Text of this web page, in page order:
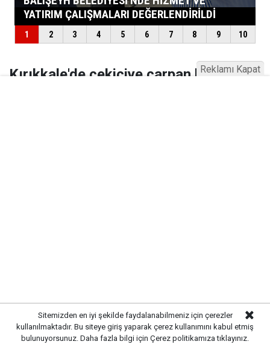
Kırıkkale'de çekiciye çarpan kamyon
Gazetekale.comHaber Merkezi
Sitemizden en iyi şekilde faydalanabilmeniz için çerezler
kullanılmaktadır. Bu siteye giriş yaparak çerez kullanımını kabul etmiş
bulunuyorsunuz. Daha fazla bilgi için Çerez politikamıza tıklayınız.
Reklamı Kapat